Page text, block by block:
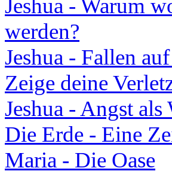
Jeshua - Warum
werden?
Jeshua - Fallen
Zeige deine
Jeshua - Angst als
Die Erde - Eine
Maria - Die Oase